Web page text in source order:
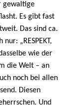
gewaltige
Es gibt fast
Das sind ca.
„RESPEKT,
wie der
die Welt – an
noch bei allen
Diesen
Und